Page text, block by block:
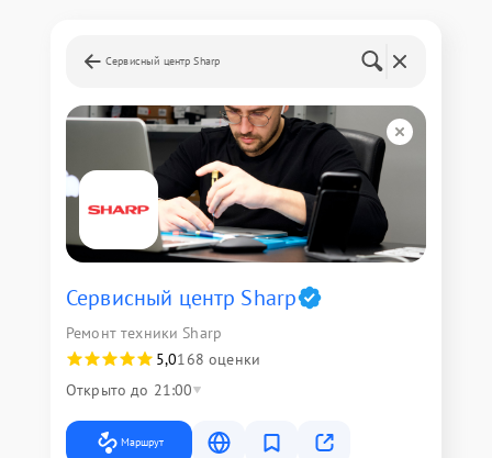
Сервисный центр Sharp
Сервисный центр Sharp
Ремонт техники Sharp
5,0168 оценки
Открыто до 21:00
Маршрут